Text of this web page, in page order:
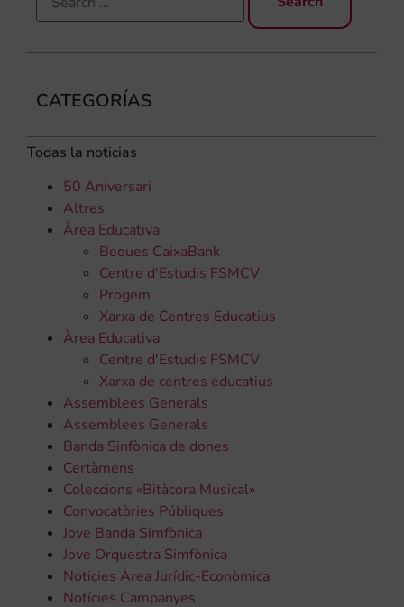
CATEGORÍAS
Todas la noticias
50 Aniversari
Altres
Àrea Educativa
Beques CaixaBank
Centre d'Estudis FSMCV
Progem
Xarxa de Centres Educatius
Àrea Educativa
Centre d'Estudis FSMCV
Xarxa de centres educatius
Assemblees Generals
Assemblees Generals
Banda Sinfònica de dones
Certàmens
Coleccions «Bitàcora Musical»
Convocatòries Públiques
Jove Banda Simfònica
Jove Orquestra Simfònica
Noticies Àrea Jurídic-Econòmica
Notícies Campanyes